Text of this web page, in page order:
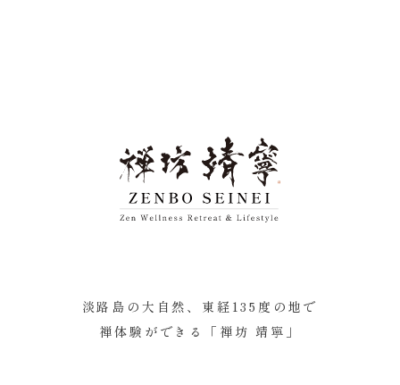
淡路島の大自然、東経135度の地で
禅体験ができる「禅坊 靖寧」